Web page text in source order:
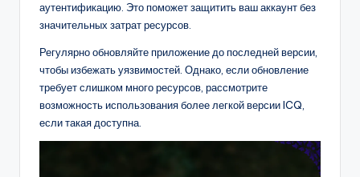
аутентификацию. Это поможет защитить ваш аккаунт без
значительных затрат ресурсов.
Регулярно обновляйте приложение до последней версии,
чтобы избежать уязвимостей. Однако, если обновление
требует слишком много ресурсов, рассмотрите
возможность использования более легкой версии ICQ,
если такая доступна.